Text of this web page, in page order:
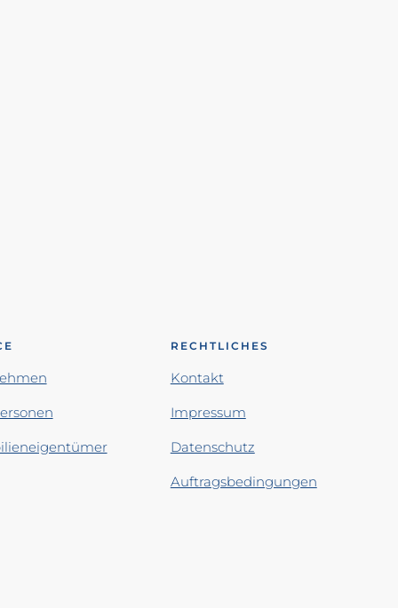
RECHTLICHES
Kontakt
Impressum
Datenschutz
Auftragsbedingungen